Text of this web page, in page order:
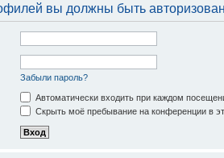
вы должны быть
Забыли пароль?
Автоматически входить при каждом
Скрыть моё пребывание на конференции в